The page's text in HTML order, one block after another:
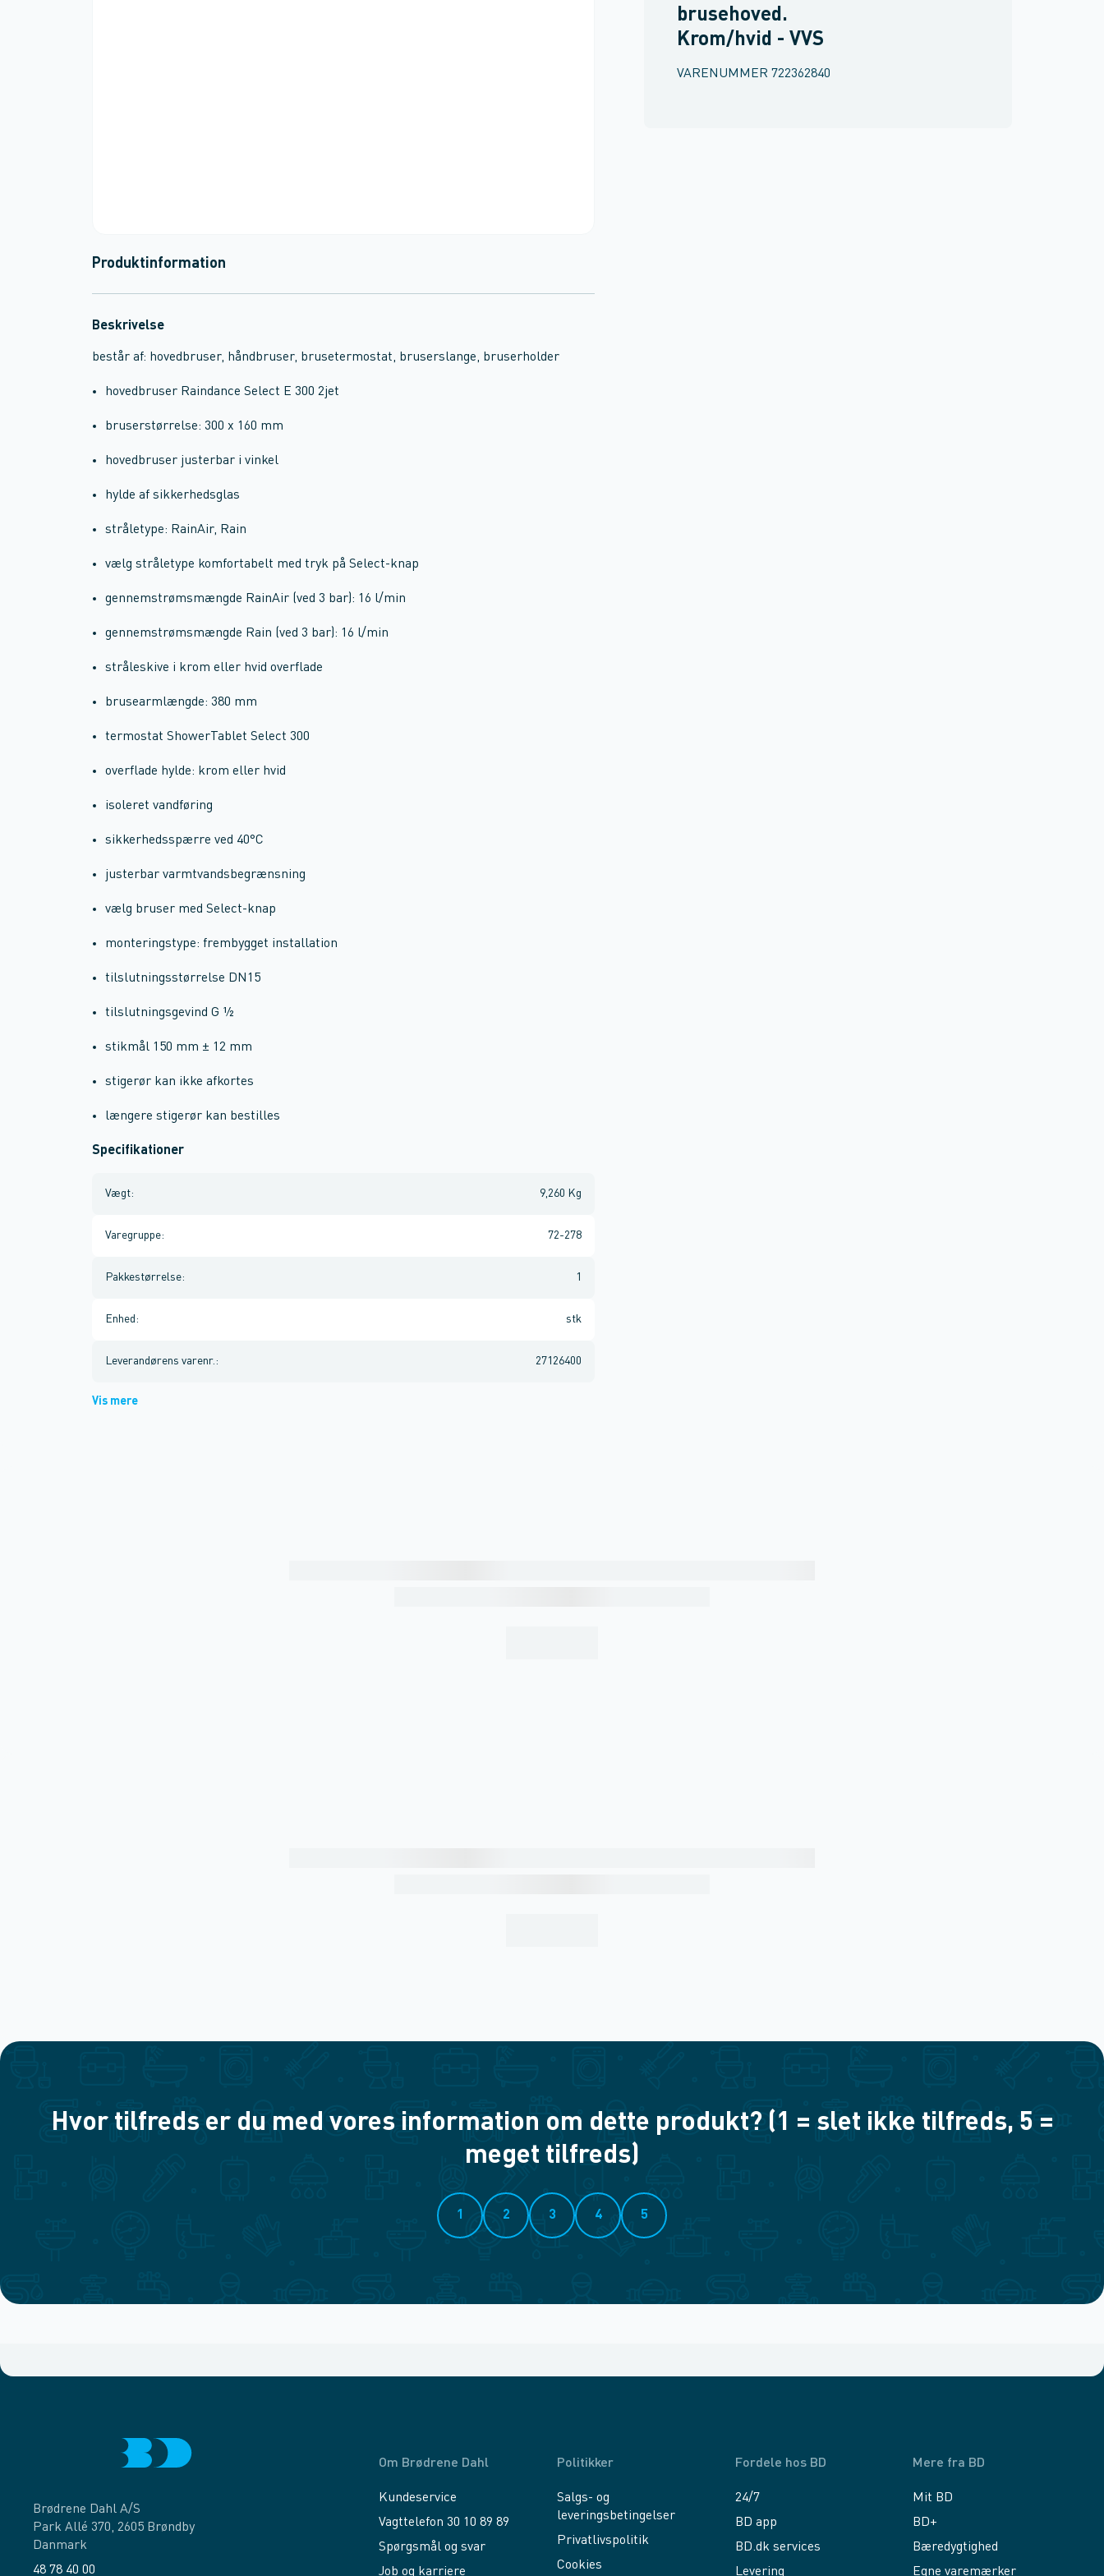
brusehoved.
Krom/hvid - VVS
VARENUMMER 722362840
Produktinformation
Beskrivelse
består af: hovedbruser, håndbruser, brusetermostat, bruserslange, bruserholder
hovedbruser Raindance Select E 300 2jet
bruserstørrelse: 300 x 160 mm
hovedbruser justerbar i vinkel
hylde af sikkerhedsglas
stråletype: RainAir, Rain
vælg stråletype komfortabelt med tryk på Select-knap
gennemstrømsmængde RainAir (ved 3 bar): 16 l/min
gennemstrømsmængde Rain (ved 3 bar): 16 l/min
stråleskive i krom eller hvid overflade
brusearmlængde: 380 mm
termostat ShowerTablet Select 300
overflade hylde: krom eller hvid
isoleret vandføring
sikkerhedsspærre ved 40°C
justerbar varmtvandsbegrænsning
vælg bruser med Select-knap
monteringstype: frembygget installation
tilslutningsstørrelse DN15
tilslutningsgevind G ½
stikmål 150 mm ± 12 mm
stigerør kan ikke afkortes
længere stigerør kan bestilles
Specifikationer
Vægt: 9,260 Kg
Varegruppe: 72-278
Pakkestørrelse: 1
Enhed : stk
Leverandørens varenr. : 27126400
Vis mere
Hvor tilfreds er du med vores information om dette produkt? (1 = slet ikke tilfreds, 5 =
meget tilfreds)
1 2 3 4 5
Brødrene Dahl A/S
Park Allé 370, 2605 Brøndby
Danmark
48 78 40 00
Om Brødrene Dahl
Kundeservice
Vagttelefon 30 10 89 89
Spørgsmål og svar
Job og karriere
Politikker
Salgs- og
leveringsbetingelser
Privatlivspolitik
Cookies
Fordele hos BD
24/7
BD app
BD.dk services
Levering
Mere fra BD
Mit BD
BD+
Bæredygtighed
Egne varemærker